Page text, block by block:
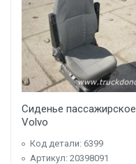
Сиденье пассажирское
Volvo
Код детали: 6399
Артикул: 20398091